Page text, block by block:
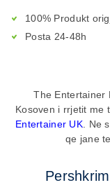
100% Produkt
Posta 24-48h
The Entertainer
Kosoven i rrjetit me
Entertainer UK. Ne
qe jane